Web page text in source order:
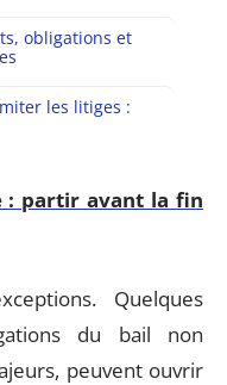
obligations et
les litiges :
: partir avant la fin
Quelques
du bail non
peuvent ouvrir